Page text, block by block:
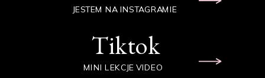
Tiktok
JESTEM NA INSTAGRAMIE
MINI LEKCJE VIDEO